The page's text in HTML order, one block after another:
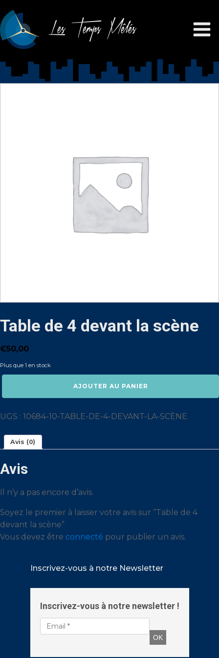
Les Temps Mêlés
Table de 4 devant la scène
€50,00
Plus que 1 en stock
Table
devant
scène
AJOUTER AU PANIER
UGS : 10684-10-TABLE-DE-4-DEVANT-LA-SCÈNE
Avis (0)
Avis
Il n’y a pas encore d’avis.
Soyez le premier à laisser votre avis sur “Table de 4
devant la scène”
Vous devez être connecté pour publier un avis.
Inscrivez-vous à notre Newsletter
Inscrivez-vous à notre newsletter !